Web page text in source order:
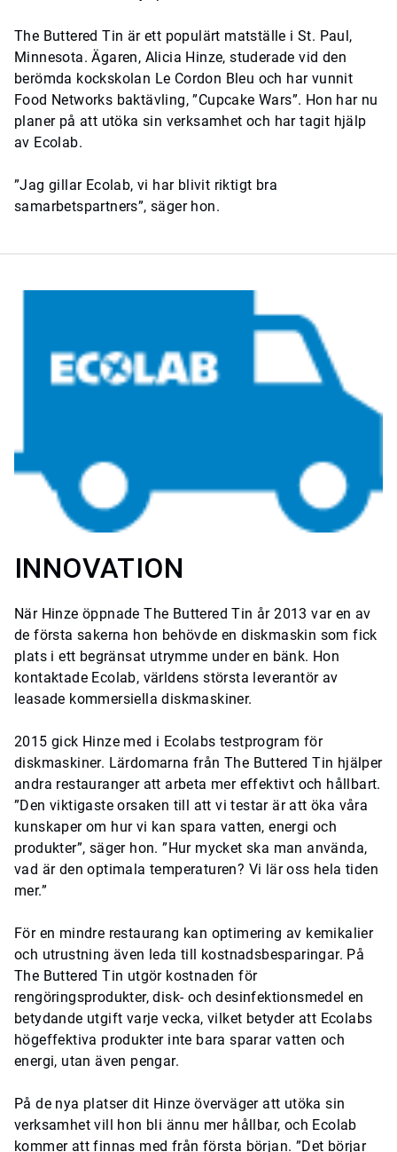
The Buttered Tin är ett populärt matställe i St. Paul,
Minnesota. Ägaren, Alicia Hinze, studerade vid den
berömda kockskolan Le Cordon Bleu och har vunnit
Food Networks baktävling, ”Cupcake Wars”. Hon har nu
planer på att utöka sin verksamhet och har tagit hjälp
av Ecolab.
”Jag gillar Ecolab, vi har blivit riktigt bra
samarbetspartners”, säger hon.
INNOVATION
När Hinze öppnade The Buttered Tin år 2013 var en av
de första sakerna hon behövde en diskmaskin som fick
plats i ett begränsat utrymme under en bänk. Hon
kontaktade Ecolab, världens största leverantör av
leasade kommersiella diskmaskiner.
2015 gick Hinze med i Ecolabs testprogram för
diskmaskiner. Lärdomarna från The Buttered Tin hjälper
andra restauranger att arbeta mer effektivt och hållbart.
”Den viktigaste orsaken till att vi testar är att öka våra
kunskaper om hur vi kan spara vatten, energi och
produkter”, säger hon. ”Hur mycket ska man använda,
vad är den optimala temperaturen? Vi lär oss hela tiden
mer.”
För en mindre restaurang kan optimering av kemikalier
och utrustning även leda till kostnadsbesparingar. På
The Buttered Tin utgör kostnaden för
rengöringsprodukter, disk- och desinfektionsmedel en
betydande utgift varje vecka, vilket betyder att Ecolabs
högeffektiva produkter inte bara sparar vatten och
energi, utan även pengar.
På de nya platser dit Hinze överväger att utöka sin
verksamhet vill hon bli ännu mer hållbar, och Ecolab
kommer att finnas med från första början. ”Det börjar